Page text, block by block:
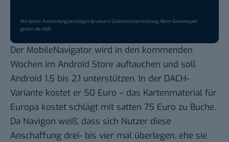
Mit deiner Anmeldung bestätigst du unsereDatenschutzerklärung. Beim Gewinnspiel
gelten dieAGB.
Der MobileNavigator wird in den kommenden
Wochen im Android Store auftauchen und soll
Android 1.5 bis 2.1 unterstützen. In der DACH-
Variante kostet er 50 Euro – das Kartenmaterial für
Europa kostet schlägt mit satten 75 Euro zu Buche.
Da Navigon weiß, dass sich Nutzer diese
Anschaffung drei- bis vier mal überlegen, ehe sie